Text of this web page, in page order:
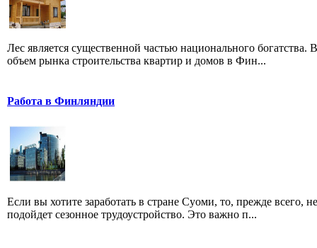
Лес является существенной частью национального
объем рынка строительства квартир и домов в Фин...
Работа в Финляндии
Если вы хотите заработать в стране Суоми, то, прежде
подойдет сезонное трудоустройство. Это важно п...